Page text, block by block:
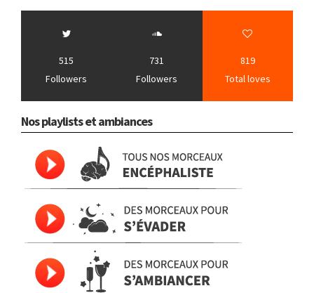
515
Followers
731
Followers
819
Total loves
Nos playlists et ambiances